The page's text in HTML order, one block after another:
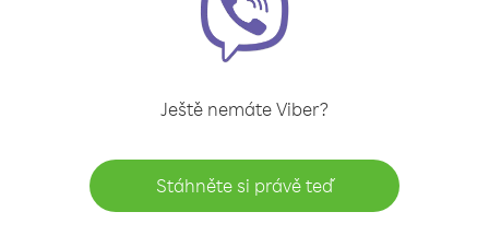
Ještě nemáte Viber?
Stáhněte si právě teď